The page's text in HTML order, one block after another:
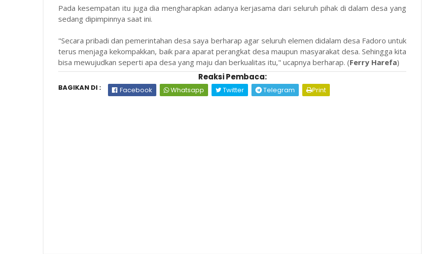
Pada kesempatan itu juga dia mengharapkan adanya kerjasama dari seluruh pihak di dalam desa yang
sedang dipimpinnya saat ini.
"Secara pribadi dan pemerintahan desa saya berharap agar seluruh elemen didalam desa Fadoro untuk
terus menjaga kekompakkan, baik para aparat perangkat desa maupun masyarakat desa. Sehingga kita
bisa mewujudkan seperti apa desa yang maju dan berkualitas itu," ucapnya berharap. (Ferry Harefa)
Reaksi Pembaca:
BAGIKAN DI : Facebook Whatsapp Twitter Telegram Print